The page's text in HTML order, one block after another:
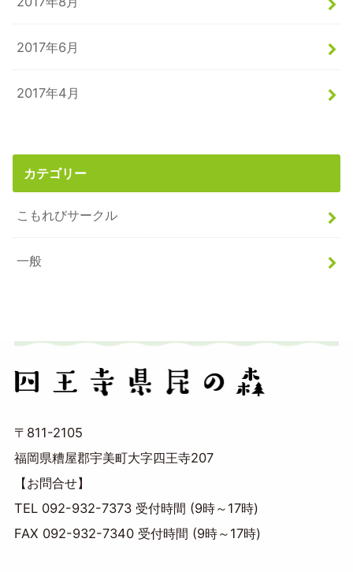
2017年6月
2017年4月
カテゴリー
こもれびサークル
一般
〒811-2105
福岡県糟屋郡宇美町大字四王寺207
【お問合せ】
TEL 092-932-7373 受付時間 (9時～17時)
FAX 092-932-7340 受付時間 (9時～17時)